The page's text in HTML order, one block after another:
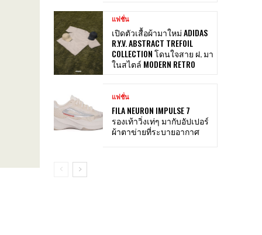
แฟชั่น
เปิดตัวเสื้อผ้ามาใหม่ ADIDAS
R.Y.V. ABSTRACT TREFOIL
COLLECTION โดนใจสาย ฝ. มา
ในสไตล์ MODERN RETRO
แฟชั่น
FILA NEURON IMPULSE 7
รองเท้าวิ่งเท่ๆ มากับอัปเปอร์
ผ้าตาข่ายที่ระบายอากาศ